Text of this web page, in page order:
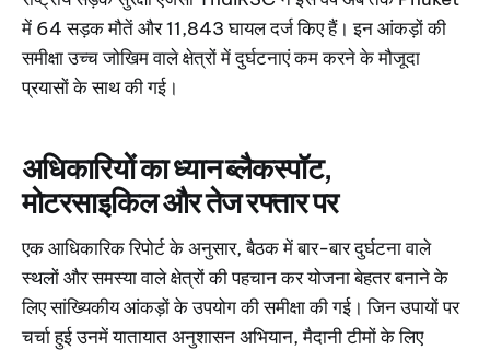
में 64 सड़क मौतें और 11,843 घायल दर्ज किए हैं। इन आंकड़ों की
समीक्षा उच्च जोखिम वाले क्षेत्रों में दुर्घटनाएं कम करने के मौजूदा
प्रयासों के साथ की गई।
अधिकारियों का ध्यान ब्लैकस्पॉट,
मोटरसाइकिल और तेज रफ्तार पर
एक आधिकारिक रिपोर्ट के अनुसार, बैठक में बार-बार दुर्घटना वाले
स्थलों और समस्या वाले क्षेत्रों की पहचान कर योजना बेहतर बनाने के
लिए सांख्यिकीय आंकड़ों के उपयोग की समीक्षा की गई। जिन उपायों पर
चर्चा हुई उनमें यातायात अनुशासन अभियान, मैदानी टीमों के लिए